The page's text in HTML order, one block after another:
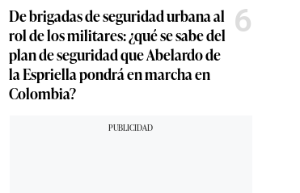
De brigadas de seguridad urbana al
rol de los militares: ¿qué se sabe del
plan de seguridad que Abelardo de
la Espriella pondrá en marcha en
Colombia?
6